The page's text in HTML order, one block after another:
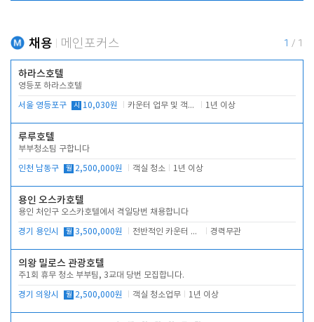
채용 메인포커스 1 / 1
하라스호텔
영등포 하라스호텔
서울 영등포구 시 10,030원 카운터 업무 및 객실관리(청소상태 확인, 객실판매) 1년 이상
루루호텔
부부청소팀 구합니다
인천 남동구 월 2,500,000원 객실 청소 1년 이상
용인 오스카호텔
용인 처인구 오스카호텔에서 격일당번 채용합니다
경기 용인시 월 3,500,000원 전반적인 카운터 업무 경력무관
의왕 밀로스 관광호텔
주1회 휴무 청소 부부팀, 3교대 당번 모집합니다.
경기 의왕시 월 2,500,000원 객실 청소업무 1년 이상